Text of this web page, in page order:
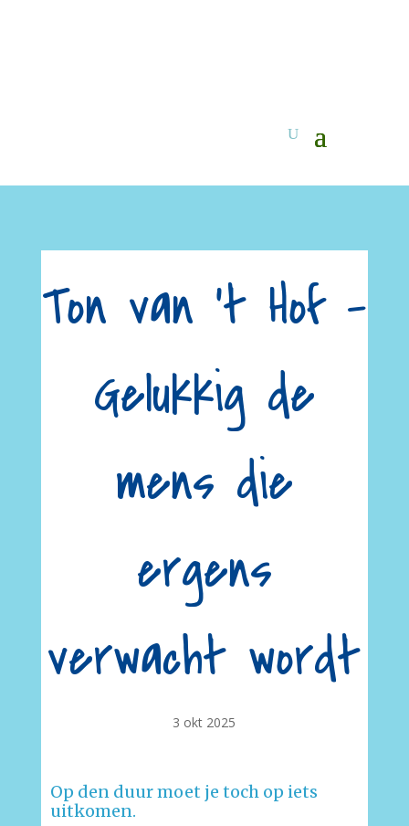
Ton van ’t Hof –
Gelukkig de
mens die
ergens
verwacht wordt
3 okt 2025
Op den duur moet je toch op iets
uitkomen.